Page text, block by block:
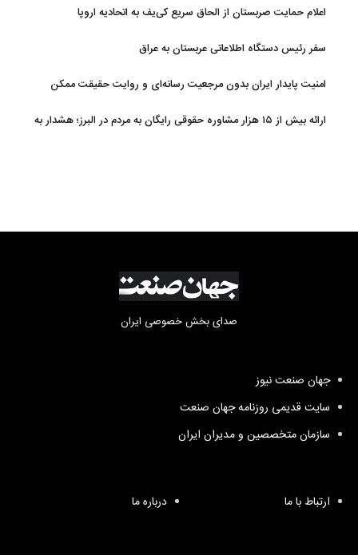
اعلام حمایت صربستان از الحاق سریع کی‌یف به اتحادیه اروپا
سفر رئیس دستگاه اطلاعاتی عربستان به عراق
امنیت پایدار ایران بدون مرجعیت رسانه‌ای و روایت حقیقت ممکن
ارائه بیش از ۱۵ هزار مشاوره حقوقی رایگان به مردم در البرز؛ هشدار به
صدای بخش خصوصی ایران
جهان صنعت نیوز
سایت قدیمی روزنامه جهان صنعت
سازمان متخصصین و مدیران ایران
ارتباط با ما درباره ما